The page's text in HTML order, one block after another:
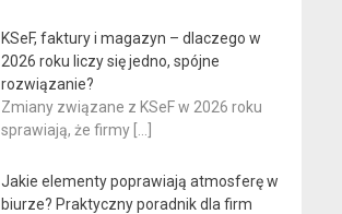
KSeF, faktury i magazyn – dlaczego w
2026 roku liczy się jedno, spójne
rozwiązanie?
Zmiany związane z KSeF w 2026 roku
sprawiają, że firmy
Jakie elementy poprawiają atmosferę w
biurze? Praktyczny poradnik dla firm